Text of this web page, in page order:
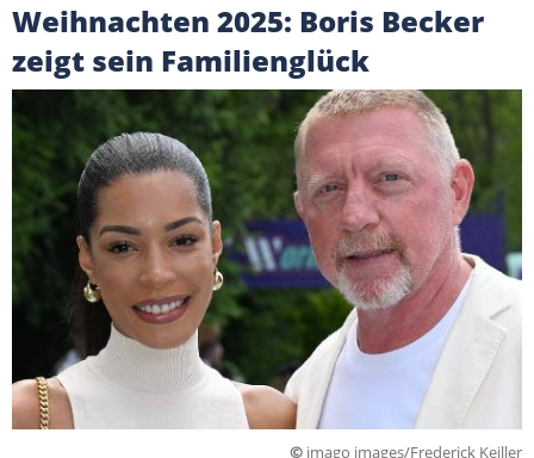
Weihnachten 2025: Boris Becker
zeigt sein Familienglück
© imago images/Frederick Keiller